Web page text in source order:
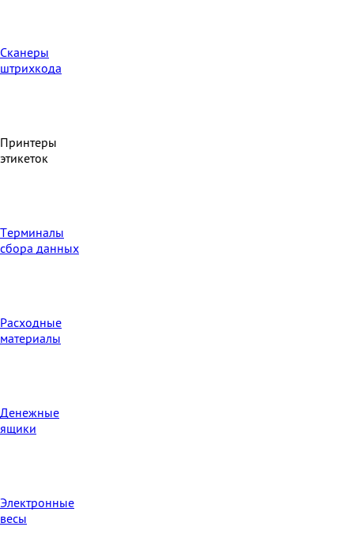
Сканеры
штрихкода
Принтеры
этикеток
Терминалы
сбора данных
Расходные
материалы
Денежные
ящики
Электронные
весы